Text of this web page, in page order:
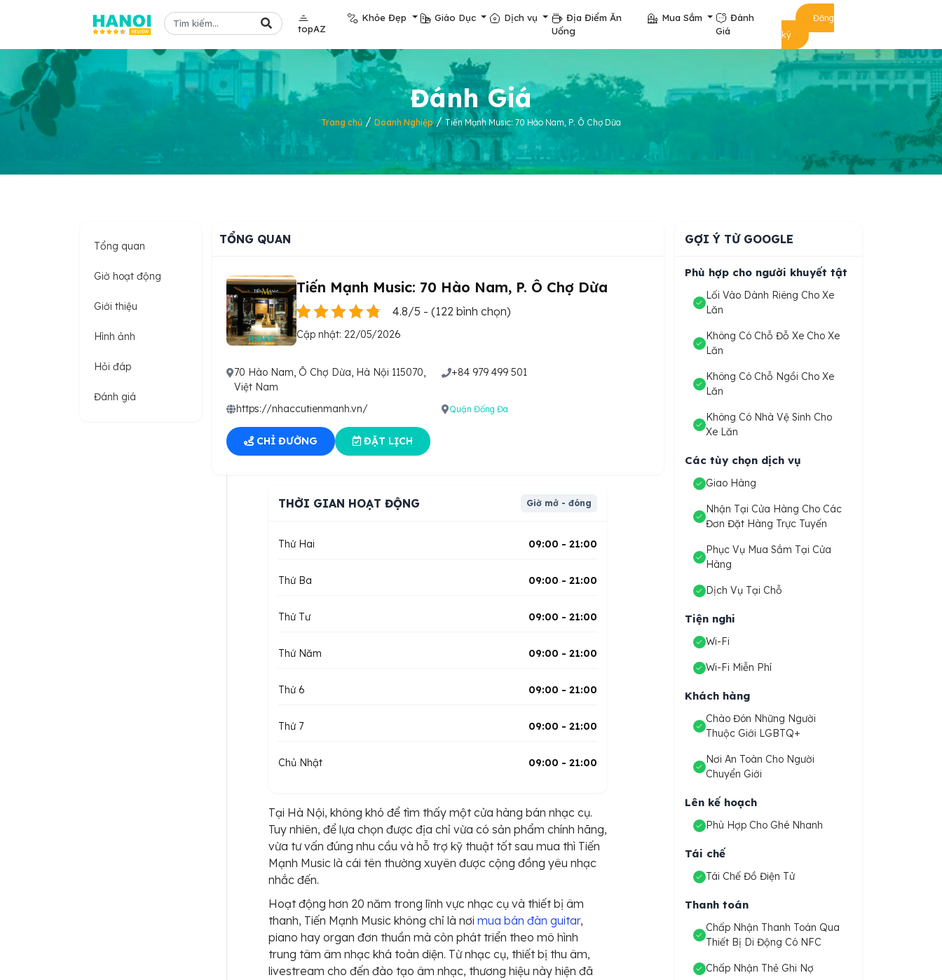
topAZ
Khỏe Đẹp Giáo Dục Dịch vụ
Địa Điểm Ăn
Uống
Mua Sắm
Đánh
Giá
Đăng
ký
Đánh Giá
Trang chủ / Doanh Nghiệp/ Tiến Mạnh Music: 70 Hào Nam, P. Ô Chợ Dừa
Tổng quan
Giờ hoạt động
Giới thiệu
Hình ảnh
Hỏi đáp
Đánh giá
TỔNG QUAN
Tiến Mạnh Music: 70 Hào Nam, P. Ô Chợ Dừa
4.8/5 - (122 bình chọn)
Cập nhật: 22/05/2026
70 Hào Nam, Ô Chợ Dừa, Hà Nội 115070,
Việt Nam
+84 979 499 501
https://nhaccutienmanh.vn/ Quận Đống Đa
CHỈ ĐƯỜNG ĐẶT LỊCH
THỜI GIAN HOẠT ĐỘNG Giờ mở - đóng
Thứ Hai 09:00 - 21:00
Thứ Ba 09:00 - 21:00
Thứ Tư 09:00 - 21:00
Thứ Năm 09:00 - 21:00
Thứ 6 09:00 - 21:00
Thứ 7 09:00 - 21:00
Chủ Nhật 09:00 - 21:00
Tại Hà Nội, không khó để tìm thấy một cửa hàng bán nhạc cụ.
Tuy nhiên, để lựa chọn được địa chỉ vừa có sản phẩm chính hãng,
vừa tư vấn đúng nhu cầu và hỗ trợ kỹ thuật tốt sau mua thì Tiến
Mạnh Music là cái tên thường xuyên được cộng đồng yêu nhạc
nhắc đến.
Hoạt động hơn 20 năm trong lĩnh vực nhạc cụ và thiết bị âm
thanh, Tiến Mạnh Music không chỉ là nơimua bán đàn guitar,
piano hay organ đơn thuần mà còn phát triển theo mô hình
trung tâm âm nhạc khá toàn diện. Từ nhạc cụ, thiết bị thu âm,
livestream cho đến đào tạo âm nhạc, thương hiệu này hiện đã
GỢI Ý TỪ GOOGLE
Phù hợp cho người khuyết tật
Lối Vào Dành Riêng Cho Xe
Lăn
Không Có Chỗ Đỗ Xe Cho Xe
Lăn
Không Có Chỗ Ngồi Cho Xe
Lăn
Không Có Nhà Vệ Sinh Cho
Xe Lăn
Các tùy chọn dịch vụ
Giao Hàng
Nhận Tại Cửa Hàng Cho Các
Đơn Đặt Hàng Trực Tuyến
Phục Vụ Mua Sắm Tại Cửa
Hàng
Dịch Vụ Tại Chỗ
Tiện nghi
Wi-Fi
Wi-Fi Miễn Phí
Khách hàng
Chào Đón Những Người
Thuộc Giới LGBTQ+
Nơi An Toàn Cho Người
Chuyển Giới
Lên kế hoạch
Phù Hợp Cho Ghé Nhanh
Tái chế
Tái Chế Đồ Điện Tử
Thanh toán
Chấp Nhận Thanh Toán Qua
Thiết Bị Di Động Có NFC
Chấp Nhận Thẻ Ghi Nợ